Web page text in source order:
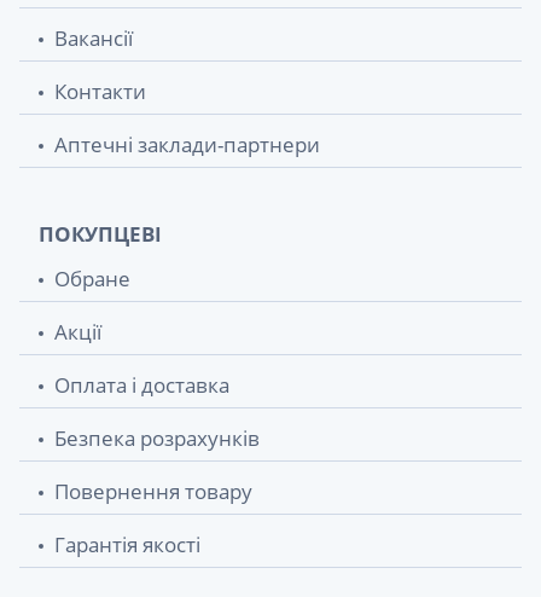
Вакансії
Контакти
Аптечні заклади-партнери
ПОКУПЦЕВІ
Обране
Акції
Оплата і доставка
Безпека розрахунків
Повернення товару
Гарантія якості